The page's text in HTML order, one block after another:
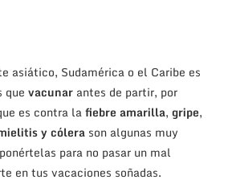
asiático, Sudamérica o el Caribe es
que vacunar antes de partir, por
es contra lafiebre amarilla, gripe,
y cólera son algunas muy
para no pasar un mal
en tus vacaciones soñadas.